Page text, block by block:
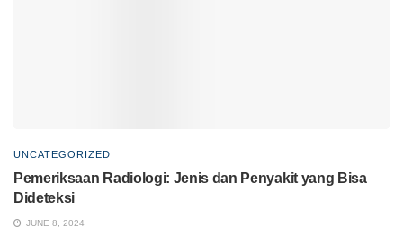
UNCATEGORIZED
Pemeriksaan Radiologi: Jenis dan Penyakit yang Bisa
Dideteksi
JUNE 8, 2024